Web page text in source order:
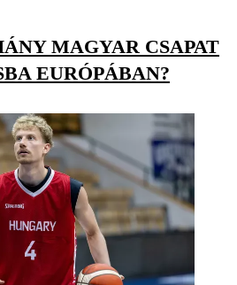
MAGYAR CSAPAT
EURÓPÁBAN?